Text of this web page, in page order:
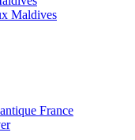
Maldives
France